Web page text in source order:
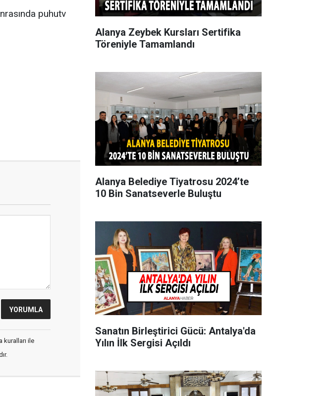
puhutv
kuralları ile
Alanya Zeybek Kursları Sertifika
Töreniyle Tamamlandı
Alanya Belediye Tiyatrosu 2024’te
10 Bin Sanatseverle Buluştu
Sanatın Birleştirici Gücü: Antalya'da
Yılın İlk Sergisi Açıldı